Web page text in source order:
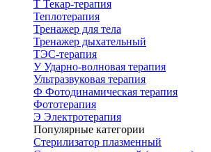
Т Текар-терапия
Теплотерапия
Тренажер для тела
Тренажер дыхательный
ТЭС-терапия
УУдарно-волновая терапия
Ультразвуковая терапия
Ф Фотодинамическая терапия
Фототерапия
Э Электротерапия
Популярные категории
Стерилизатор плазменный